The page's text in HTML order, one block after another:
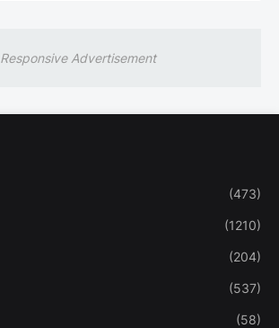
Responsive Advertisement
(473)
(1210)
(204)
(537)
(58)